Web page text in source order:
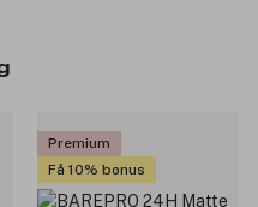
Premium
Få 10% bonus